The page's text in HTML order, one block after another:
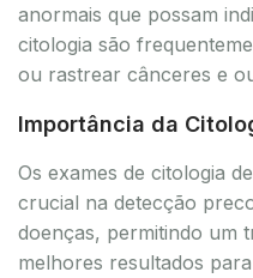
anormais que possam
citologia são
ou rastrear cânceres e
Importância da
Os exames de citologia
crucial na detecção
doenças, permitindo um
melhores resultados